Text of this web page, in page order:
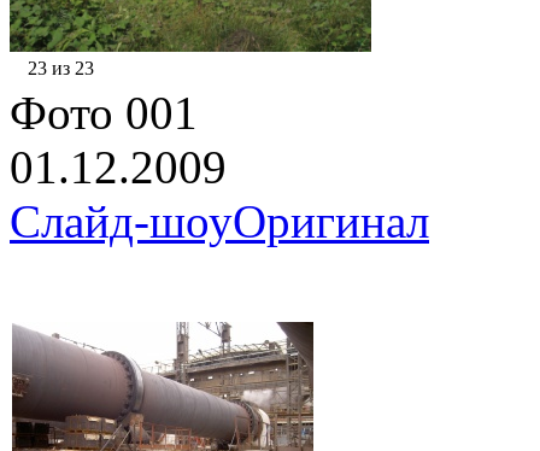
23 из 23
Фото 001
01.12.2009
Слайд-шоуОригинал